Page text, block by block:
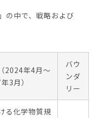
の中で、戦略および
2024年4月～
3月）
バウ
ンダ
リー
る化学物質規